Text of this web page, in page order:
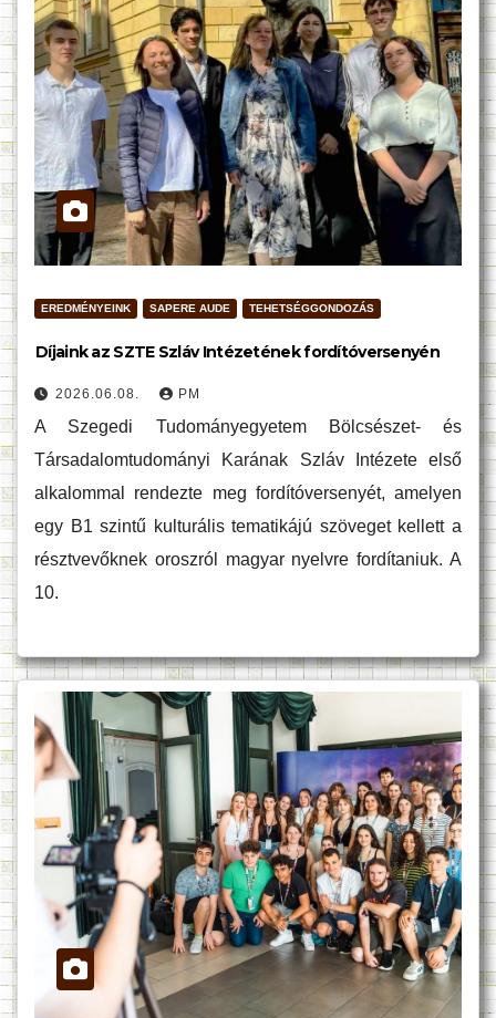
EREDMÉNYEINK SAPERE AUDE TEHETSÉGGONDOZÁS
Díjaink az SZTE Szláv Intézetének fordítóversenyén
2026.06.08. PM
A Szegedi Tudományegyetem Bölcsészet- és
Társadalomtudományi Karának Szláv Intézete első
alkalommal rendezte meg fordítóversenyét, amelyen
egy B1 szintű kulturális tematikájú szöveget kellett a
résztvevőknek oroszról magyar nyelvre fordítaniuk. A
10.